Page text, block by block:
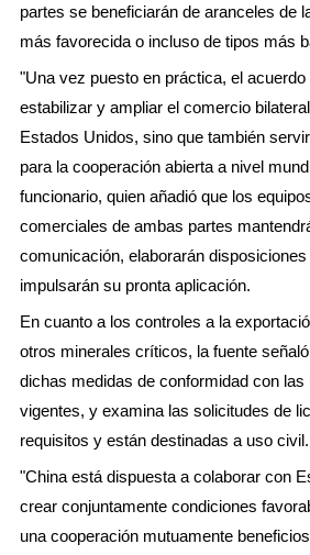
partes se beneficiarán de aranceles de
más favorecida o incluso de tipos más
"Una vez puesto en práctica, el
estabilizar y ampliar el comercio
Estados Unidos, sino que también
para la cooperación abierta a nivel
funcionario, quien añadió que los
comerciales de ambas partes
comunicación, elaborarán
impulsarán su pronta aplicación.
En cuanto a los controles a la
otros minerales críticos, la fuente
dichas medidas de conformidad con
vigentes, y examina las solicitudes de
requisitos y están destinadas a uso civil.
"China está dispuesta a colaborar con
crear conjuntamente condiciones
una cooperación mutuamente